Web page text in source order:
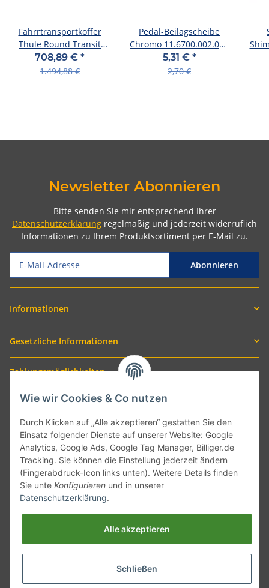
Fahrrtransportkoffer
Thule Round Transit
schwarz mit integrierten
Montageständer
708,89 € *
1.494,88 €
Pedal-Beilagscheibe
Chromo 11.6700.002.010
per Paar
5,31 € *
2,70 €
Newsletter Abonnieren
Bitte senden Sie mir entsprechend Ihrer
Datenschutzerklärung regelmäßig und jederzeit widerruflich
Informationen zu Ihrem Produktsortiment per E-Mail zu.
Abonnieren
Informationen
Gesetzliche Informationen
Zahlungsmöglichkeiten
Versand mit
Wie wir Cookies & Co nutzen
Durch Klicken auf „Alle akzeptieren“ gestatten Sie den
Einsatz folgender Dienste auf unserer Website: Google
Analytics, Google Ads, Google Tag Manager, Billiger.de
Tracking. Sie können die Einstellung jederzeit ändern
(Fingerabdruck-Icon links unten). Weitere Details finden
Sie unte Konfigurieren und in unserer
Datenschutzerklärung.
Alle akzeptieren
Schließen